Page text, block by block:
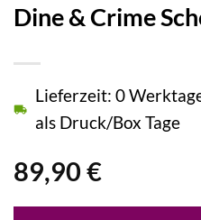
Dine & Crime
89,90 €
Lieferzeit: 0
als Druck/Box Tage